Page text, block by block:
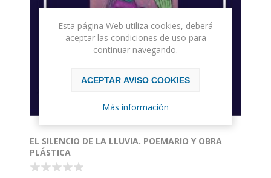
EL SILENCIO DE LA LLUVIA. POEMARIO Y OBRA
PLÁSTICA
Esta página Web utiliza cookies, deberá
aceptar las condiciones de uso para
continuar navegando.
ACEPTAR AVISO COOKIES
Más información